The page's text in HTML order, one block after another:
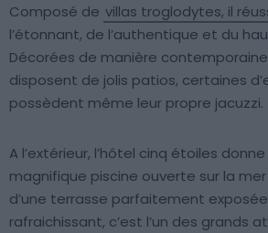
Composé de villas troglodytes, il
l’étonnant, de l’authentique et du
Décorées de manière
disposent de jolis patios, certaines
possèdent même leur propre jacuzzi.
A l’extérieur, l’hôtel cinq étoiles
magnifique piscine ouverte sur la mer
d’une terrasse parfaitement
rafraichissant, c’est l’un des grands